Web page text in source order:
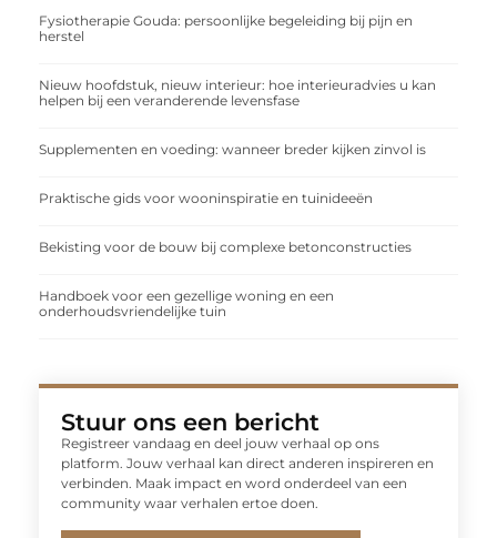
Fysiotherapie Gouda: persoonlijke begeleiding bij pijn en
herstel
Nieuw hoofdstuk, nieuw interieur: hoe interieuradvies u kan
helpen bij een veranderende levensfase
Supplementen en voeding: wanneer breder kijken zinvol is
Praktische gids voor wooninspiratie en tuinideeën
Bekisting voor de bouw bij complexe betonconstructies
Handboek voor een gezellige woning en een
onderhoudsvriendelijke tuin
Stuur ons een bericht
Registreer vandaag en deel jouw verhaal op ons
platform. Jouw verhaal kan direct anderen inspireren en
verbinden. Maak impact en word onderdeel van een
community waar verhalen ertoe doen.